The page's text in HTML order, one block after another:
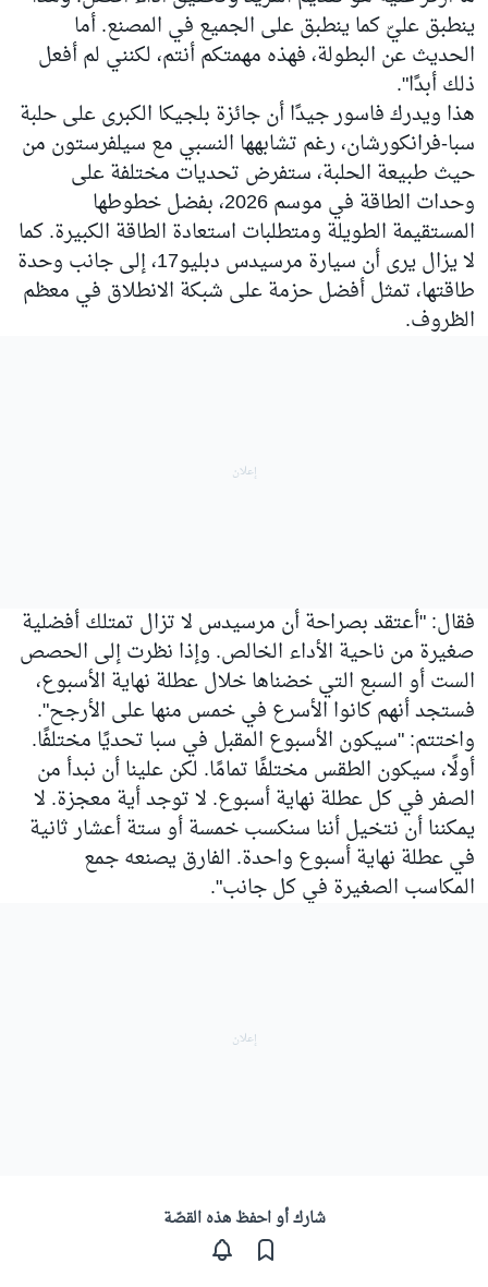
ينطبق عليّ كما ينطبق على الجميع في المصنع. أما
الحديث عن البطولة، فهذه مهمتكم أنتم، لكنني لم أفعل
ذلك أبدًا".
هذا ويدرك فاسور جيدًا أن جائزة بلجيكا الكبرى على حلبة
سبا-فرانكورشان، رغم تشابهها النسبي مع سيلفرستون من
حيث طبيعة الحلبة، ستفرض تحديات مختلفة على
وحدات الطاقة في موسم 2026، بفضل خطوطها
المستقيمة الطويلة ومتطلبات استعادة الطاقة الكبيرة. كما
لا يزال يرى أن سيارة مرسيدس دبليو17، إلى جانب وحدة
طاقتها، تمثل أفضل حزمة على شبكة الانطلاق في معظم
الظروف.
فقال: "أعتقد بصراحة أن مرسيدس لا تزال تمتلك أفضلية
صغيرة من ناحية الأداء الخالص. وإذا نظرت إلى الحصص
الست أو السبع التي خضناها خلال عطلة نهاية الأسبوع،
فستجد أنهم كانوا الأسرع في خمس منها على الأرجح".
واختتم: "سيكون الأسبوع المقبل في سبا تحديًا مختلفًا.
أولًا، سيكون الطقس مختلفًا تمامًا. لكن علينا أن نبدأ من
الصفر في كل عطلة نهاية أسبوع. لا توجد أية معجزة. لا
يمكننا أن نتخيل أننا سنكسب خمسة أو ستة أعشار ثانية
في عطلة نهاية أسبوع واحدة. الفارق يصنعه جمع
المكاسب الصغيرة في كل جانب".
شارك أو احفظ هذه القصّة